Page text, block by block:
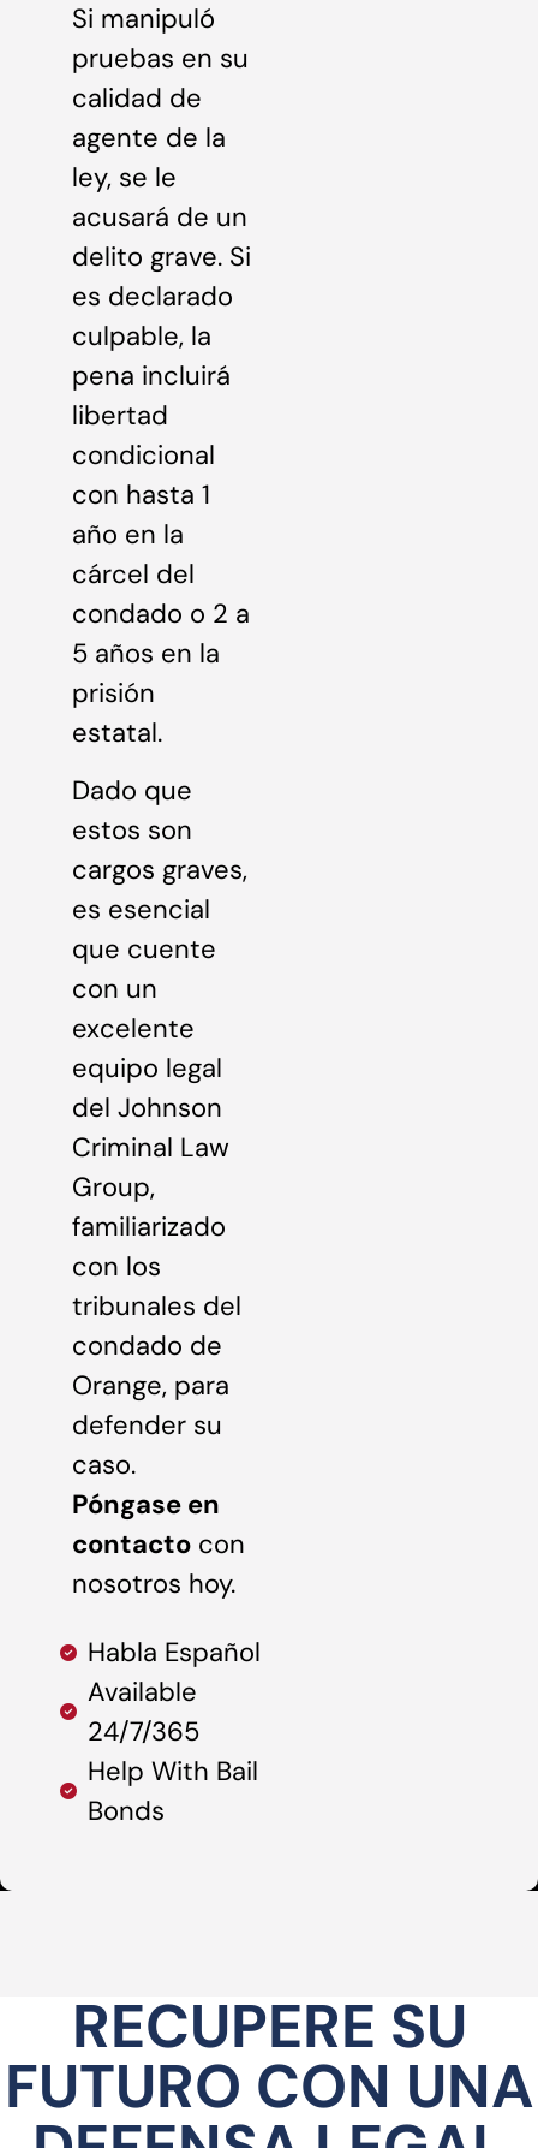
Si manipuló
pruebas en su
calidad de
agente de la
ley, se le
acusará de un
delito grave. Si
es declarado
culpable, la
pena incluirá
libertad
condicional
con hasta 1
año en la
cárcel del
condado o 2 a
5 años en la
prisión
estatal.
Dado que
estos son
cargos graves,
es esencial
que cuente
con un
excelente
equipo legal
del Johnson
Criminal Law
Group,
familiarizado
con los
tribunales del
condado de
Orange, para
defender su
caso.
Póngase en
contacto con
nosotros hoy.
Habla Español
Available
24/7/365
Help With Bail
Bonds
RECUPERE SU
FUTURO CON UNA